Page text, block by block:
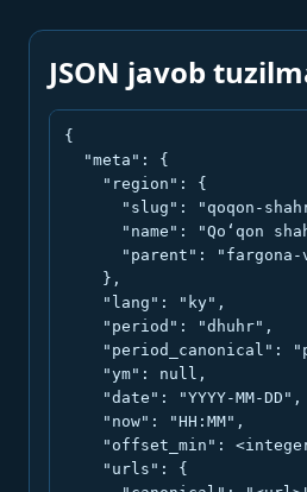
JSON javob
{
  "meta": {
    "region": {
"slug": "qoqon-
"name": "Qo‘qon
"parent": "fargona-
    },
    "lang": "ky",
    "period": "dhuhr",
"period_canonical":
    "ym": null,
    "date": "YYYY-MM-DD",
    "now": "HH:MM",
"offset_min":
    "urls": {